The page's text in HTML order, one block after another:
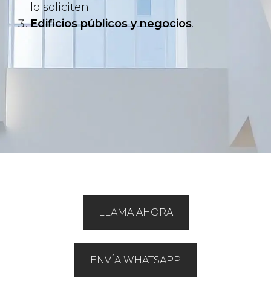
lo soliciten.
Edificios públicos y negocios.
LLAMA AHORA
ENVÍA WHATSAPP